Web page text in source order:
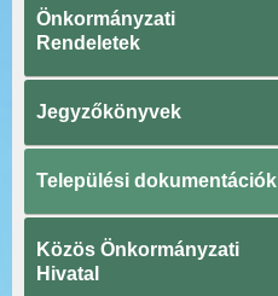
Önkormányzati
Rendeletek
Jegyzőkönyvek
Települési dokumentációk
Közös Önkormányzati
Hivatal